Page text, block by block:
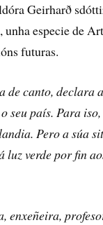
Geirharð
unha especie de
futuras.
de canto, declara
seu país. Para
Pero a súa
verde por fin
enxeñeira,